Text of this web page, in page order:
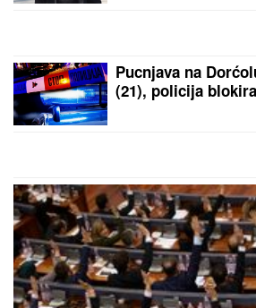
Pucnjava na
(21), policija